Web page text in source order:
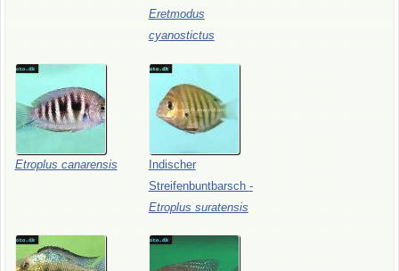
Eretmodus
cyanostictus
Etroplus canarensis
Indischer
Streifenbuntbarsch -
Etroplus suratensis